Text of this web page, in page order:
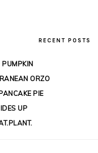
RECENT POSTS
PUMPKIN
ORZO
PIE
UP